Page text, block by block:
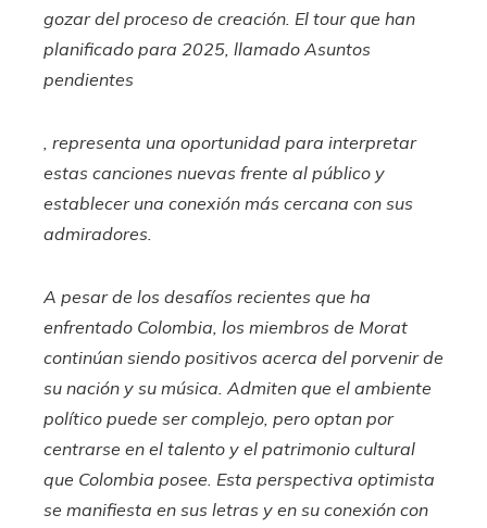
gozar del proceso de creación. El tour que han
planificado para 2025, llamado Asuntos
pendientes
, representa una oportunidad para interpretar
estas canciones nuevas frente al público y
establecer una conexión más cercana con sus
admiradores.
A pesar de los desafíos recientes que ha
enfrentado Colombia, los miembros de Morat
continúan siendo positivos acerca del porvenir de
su nación y su música. Admiten que el ambiente
político puede ser complejo, pero optan por
centrarse en el talento y el patrimonio cultural
que Colombia posee. Esta perspectiva optimista
se manifiesta en sus letras y en su conexión con